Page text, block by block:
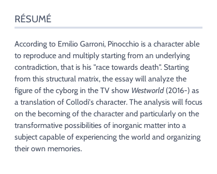
Index
Texte
Citer cet article
Auteur
RÉSUMÉ
According to Emilio Garroni, Pinocchio is a character able
to reproduce and multiply starting from an underlying
contradiction, that is his "race towards death". Starting
from this structural matrix, the essay will analyze the
figure of the cyborg in the TV show Westworld(2016-) as
a translation of Collodi's character. The analysis will focus
on the becoming of the character and particularly on the
transformative possibilities of inorganic matter into a
subject capable of experiencing the world and organizing
their own memories.